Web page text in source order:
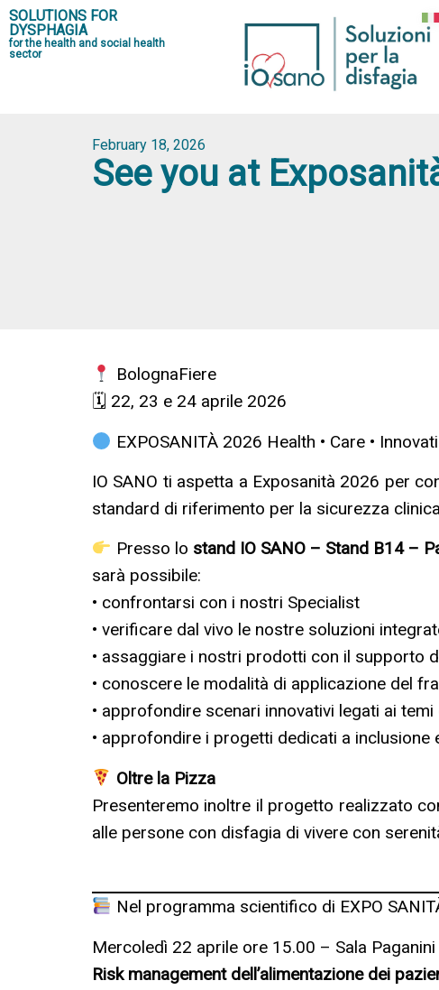
SOLUTIONS FOR
DYSPHAGIA
for the health and social health
sector
February 18, 2026
See you at
BolognaFiere
🗓 22, 23 e 24 aprile 2026
EXPOSANITÀ 2026 Health • Care •
IO SANO ti aspetta a Exposanità 2026 per
standard di riferimento per la sicurezza
Presso lo stand IO SANO – Stand B14 –
sarà possibile:
• confrontarsi con i nostri Specialist
• verificare dal vivo le nostre soluzioni
• assaggiare i nostri prodotti con il supporto
• conoscere le modalità di applicazione del
• approfondire scenari innovativi legati ai
• approfondire i progetti dedicati a
Oltre la Pizza
Presenteremo inoltre il progetto realizzato
alle persone con disfagia di vivere con
Nel programma scientifico di EXPO
Mercoledì 22 aprile ore 15.00 – Sala Paganini
Risk management dell’alimentazione dei